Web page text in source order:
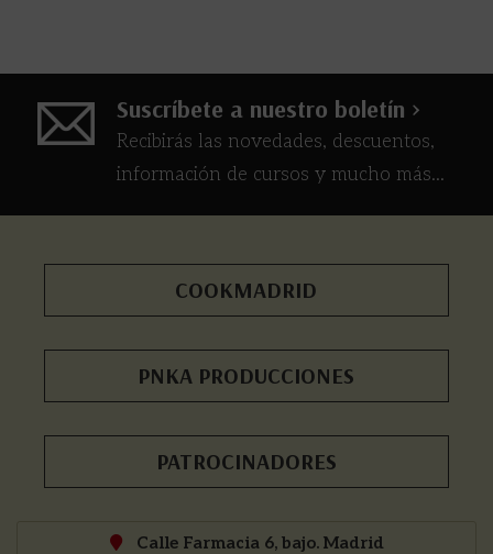
Suscríbete a nuestro boletín >
Recibirás las novedades, descuentos,
información de cursos y mucho más...
COOKMADRID
PNKA PRODUCCIONES
PATROCINADORES
Calle Farmacia 6, bajo. Madrid